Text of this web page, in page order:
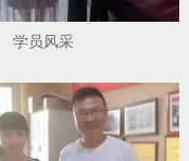
学员风采